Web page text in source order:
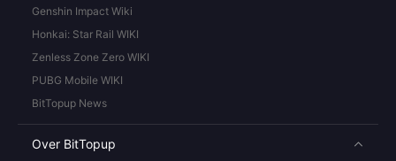
Genshin Impact Wiki
Honkai: Star Rail WIKI
Zenless Zone Zero WIKI
PUBG Mobile WIKI
BitTopup News
Over BitTopup